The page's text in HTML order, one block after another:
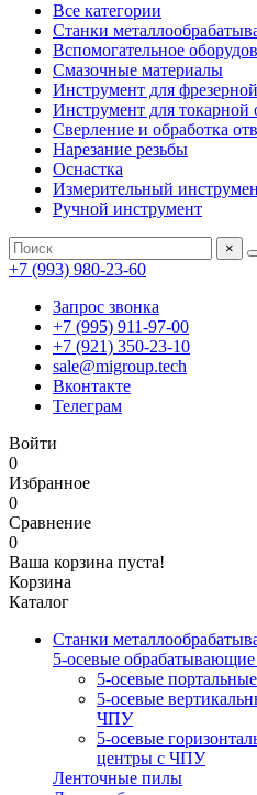
Все категории
Станки
Вспомогательное
Смазочные материалы
Инструмент для
Инструмент для токарной
Сверление и обработка
Нарезание резьбы
Оснастка
Измерительный
Ручной инструмент
×
+7 (993) 980-23-60
Запрос звонка
+7 (995) 911-97-00
+7 (921) 350-23-10
sale@migroup.tech
Вконтакте
Телеграм
Войти
0
Избранное
0
Сравнение
0
Ваша корзина пуста!
Корзина
Каталог
Станки
5-осевые
5-осевые
5-осевые
ЧПУ
5-осевые
центры с ЧПУ
Ленточные пилы